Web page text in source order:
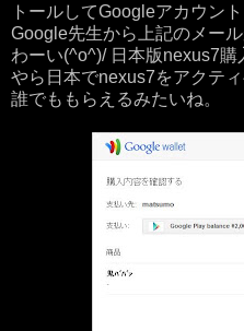
トールしてGoogleアカウン
Google先生から上記のメール
わーい(^o^)/ 日本版nexus7
やら日本でnexus7をアクテ
誰でももらえるみたいね。